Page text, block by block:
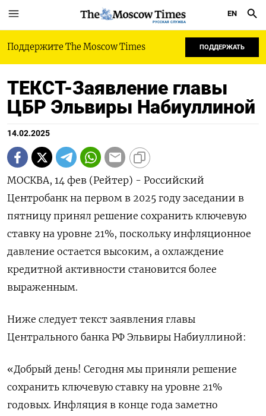
РУССКАЯ СЛУЖБА
EN
Поддержите The Moscow Times ПОДДЕРЖАТЬ
ТЕКСТ-Заявление главы
ЦБР Эльвиры Набиуллиной
14.02.2025
МОСКВА, 14 фев (Рейтер) - Российский
Центробанк на первом в 2025 году заседании в
пятницу принял решение сохранить ключевую
ставку на уровне 21%, поскольку инфляционное
давление остается высоким, а охлаждение
кредитной активности становится более
выраженным.
Ниже следует текст заявления главы
Центрального банка РФ Эльвиры Набиуллиной:
«Добрый день! Сегодня мы приняли решение
сохранить ключевую ставку на уровне 21%
годовых. Инфляция в конце года заметно